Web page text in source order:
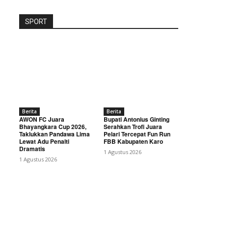
SPORT
Berita
AWON FC Juara
Bhayangkara Cup 2026,
Taklukkan Pandawa Lima
Lewat Adu Penalti
Dramatis
1 Agustus 2026
Berita
Bupati Antonius Ginting
Serahkan Trofi Juara
Pelari Tercepat Fun Run
FBB Kabupaten Karo
1 Agustus 2026